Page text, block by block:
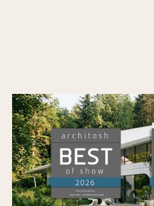
Veras wint Architosh's
Visualisatie en de
Gepubliceerd op7/7/2026